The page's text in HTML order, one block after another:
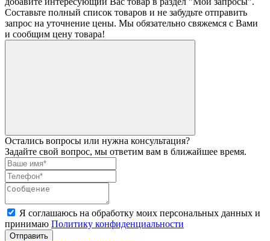
Составьте полный список товаров и не забудьте отправить
запрос на уточнение цены. Мы обязательно свяжемся с Вами
и сообщим цену товара!
Остались вопросы или нужна консультация?
Задайте свой вопрос, мы ответим вам в ближайшее время.
Я соглашаюсь на обработку моих персональных данных и
принимаю Политику конфиденциальности
Отправить